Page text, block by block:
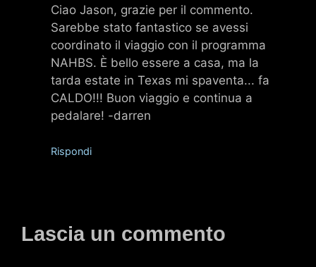
Ciao Jason, grazie per il commento.
Sarebbe stato fantastico se avessi
coordinato il viaggio con il programma
NAHBS. È bello essere a casa, ma la
tarda estate in Texas mi spaventa... fa
CALDO!!! Buon viaggio e continua a
pedalare! -darren
Rispondi
Lascia un commento